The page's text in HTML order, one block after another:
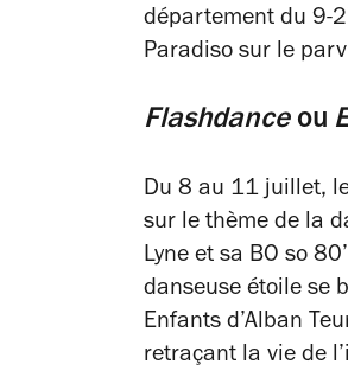
département du 9-
Paradiso sur le
Flashdanceou
Du 8 au 11 juillet,
sur le thème de la
Lyne et sa BO so
danseuse étoile se
Enfants d’Alban
retraçant la vie de